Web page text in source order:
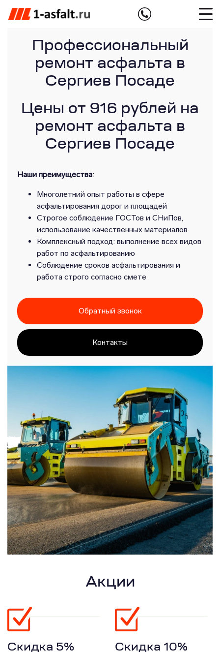
Профессиональный
ремонт асфальта в
Сергиев Посаде
Цены от 916 рублей на
ремонт асфальта в
Сергиев Посаде
Наши преимущества:
Многолетний опыт работы в сфере
асфальтирования дорог и площадей
Строгое соблюдение ГОСТов и СНиПов,
использование качественных материалов
Комплексный подход: выполнение всех видов
работ по асфальтированию
Соблюдение сроков асфальтирования и
работа строго согласно смете
Обратный звонок
Контакты
Акции
Скидка 5% Скидка 10%